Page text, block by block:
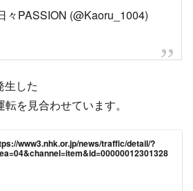
PASSION (@Kaoru_1004)
生した
を見合わせています。
www3.nhk.or.jp/news/traffic/detail/?